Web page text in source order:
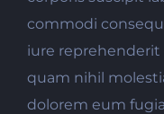
commodi
iure reprehenderit
quam nihil
dolorem eum